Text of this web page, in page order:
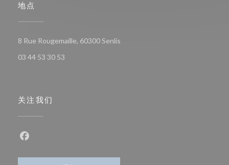
地点
8 Rue Rougemaille, 60300 Senlis
03 44 53 30 53
关注我们